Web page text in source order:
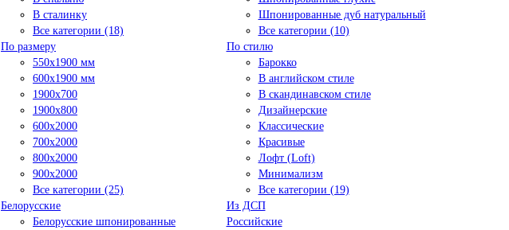
В сталинку
Все категории (18)
Шпонированные дуб натуральный
Все категории (10)
По размеру
550x1900 мм
600x1900 мм
1900х700
1900х800
600x2000
700x2000
800x2000
900x2000
Все категории (25)
По стилю
Барокко
В английском стиле
В скандинавском стиле
Дизайнерские
Классические
Красивые
Лофт (Loft)
Минимализм
Все категории (19)
Белорусские
Белорусские шпонированные
Из ДСП
Российские